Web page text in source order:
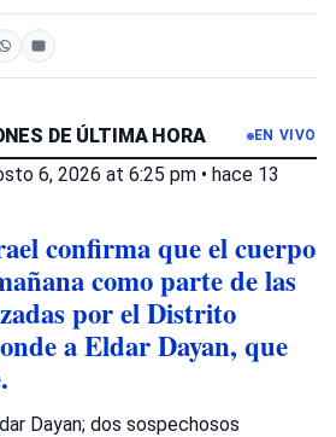
DE ÚLTIMA HORA EN VIVO
6, 2026 at 6:25 pm • hace 13
confirma que el cuerpo
como parte de las
por el Distrito
a Eldar Dayan, que
Dayan; dos sospechosos